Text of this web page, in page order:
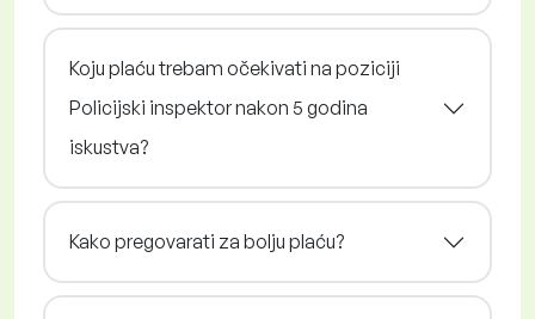
Koju plaću trebam očekivati na poziciji
Policijski inspektor nakon 5 godina
iskustva?
Kako pregovarati za bolju plaću?